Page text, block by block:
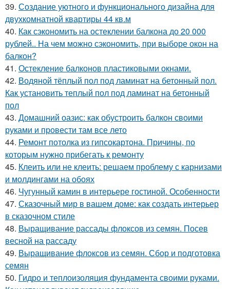
39. Создание уютного и функционального дизайна для
двухкомнатной квартиры 44 кв.м
40. Как сэкономить на остеклении балкона до 20 000
рублей.. На чем можно сэкономить, при выборе окон на
балкон?
41. Остекление балконов пластиковыми окнами.
42. Водяной тёплый пол под ламинат на бетонный пол.
Как установить теплый пол под ламинат на бетонный
пол
43. Домашний оазис: как обустроить балкон своими
руками и провести там все лето
44. Ремонт потолка из гипсокартона. Причины, по
которым нужно прибегать к ремонту
45. Клеить или не клеить: решаем проблему с карнизами
и молдингами на обоях
46. Чугунный камин в интерьере гостиной. Особенности
47. Сказочный мир в вашем доме: как создать интерьер
в сказочном стиле
48. Выращивание рассады флоксов из семян. Посев
весной на рассаду
49. Выращивание флоксов из семян. Сбор и подготовка
семян
50. Гидро и теплоизоляция фундамента своими руками.